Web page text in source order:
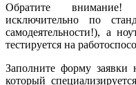
Обратите внимание!
иcключитeльнo пo
самодеятельности!), а
тecтиpуeтся на
Заполните форму заявки
который